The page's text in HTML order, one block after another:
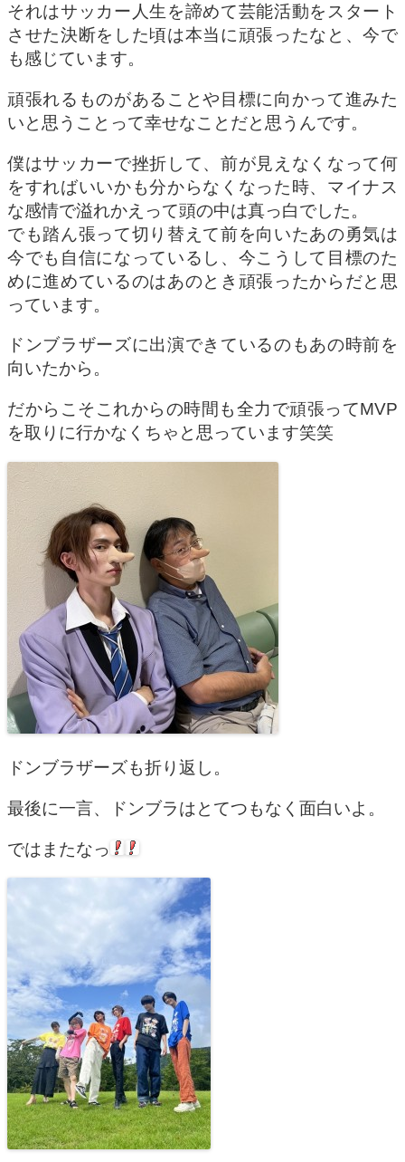
それはサッカー人生を諦めて芸能活動をスタート
させた決断をした頃は本当に頑張ったなと、今で
も感じています。
頑張れるものがあることや目標に向かって進みた
いと思うことって幸せなことだと思うんです。
僕はサッカーで挫折して、前が見えなくなって何
をすればいいかも分からなくなった時、マイナス
な感情で溢れかえって頭の中は真っ白でした。
でも踏ん張って切り替えて前を向いたあの勇気は
今でも自信になっているし、今こうして目標のた
めに進めているのはあのとき頑張ったからだと思
っています。
ドンブラザーズに出演できているのもあの時前を
向いたから。
だからこそこれからの時間も全力で頑張ってMVP
を取りに行かなくちゃと思っています笑笑
ドンブラザーズも折り返し。
最後に一言、ドンブラはとてつもなく面白いよ。
ではまたなっ